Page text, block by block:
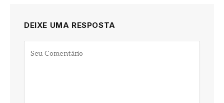
DEIXE UMA RESPOSTA